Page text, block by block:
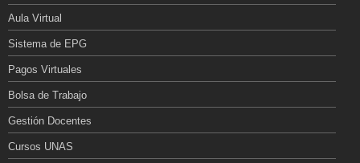
Aula Virtual
Sistema de EPG
Pagos Virtuales
Bolsa de Trabajo
Gestión Docentes
Cursos UNAS